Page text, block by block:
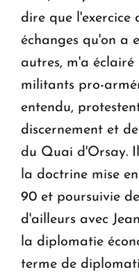
dire que l'exercice
échanges qu'on a
autres, m'a éclairé
militants pro-
entendu,
discernement et
du Quai d'Orsay.
la doctrine mise
90 et poursuivie
d'ailleurs avec
la diplomatie
terme de